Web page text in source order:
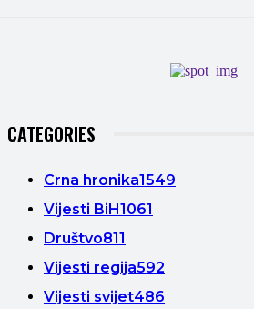
CATEGORIES
Crna hronika1549
Vijesti BiH1061
Društvo811
Vijesti regija592
Vijesti svijet486